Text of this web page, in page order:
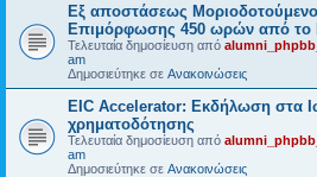
Εξ αποστάσεως
Επιμόρφωσης 450 ωρών από το
Τελευταία δημοσίευση από
am
Δημοσιεύτηκε σε Ανακοινώσεις
EIC Accelerator: Εκδήλωση στα
χρηματοδότησης
Τελευταία δημοσίευση από
am
Δημοσιεύτηκε σε Ανακοινώσεις